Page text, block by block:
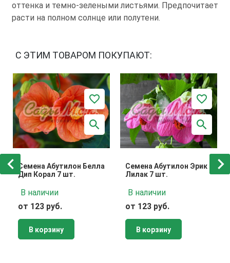
оттенка и темно-зелеными листьями. Предпочитает
расти на полном солнце или полутени.
С ЭТИМ ТОВАРОМ ПОКУПАЮТ:
Семена Абутилон Белла
Дип Корал 7 шт.
В наличии
от 123 руб.
В корзину
Семена Абутилон Эрик
Лилак 7 шт.
В наличии
от 123 руб.
В корзину